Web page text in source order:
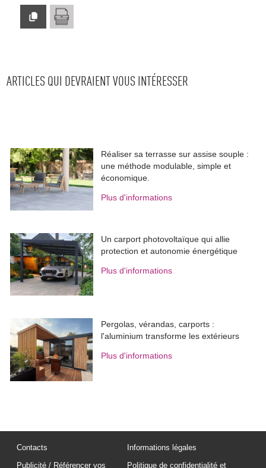
ARTICLES QUI DEVRAIENT VOUS INTÉRESSER
Réaliser sa terrasse sur assise souple :
une méthode modulable, simple et
économique.
Plus d'informations
Un carport photovoltaïque qui allie
protection et autonomie énergétique
Plus d'informations
Pergolas, vérandas, carports :
l'aluminium transforme les extérieurs
Plus d'informations
Contacts
Publicité / Référencer vos
Informations légales
Politique de confidentialité et